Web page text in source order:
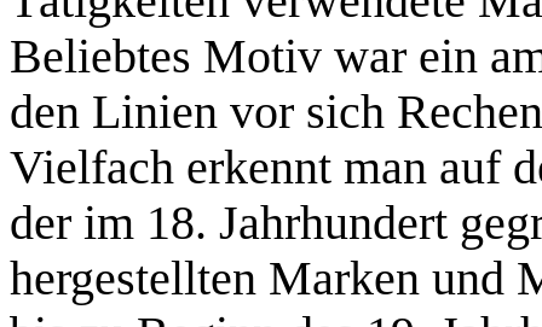
Beliebtes Motiv war ein
den Linien vor sich
Vielfach erkennt man auf
der im 18. Jahrhundert
hergestellten Marken und